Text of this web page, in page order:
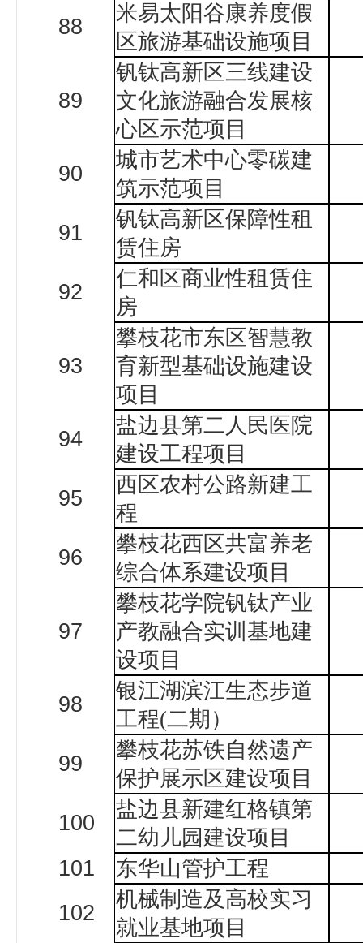
88
米易太阳谷康养度假
区旅游基础设施项目
89
钒钛高新区三线建设
文化旅游融合发展核
心区示范项目
90
城市艺术中心零碳建
筑示范项目
91
钒钛高新区保障性租
赁住房
92
仁和区商业性租赁住
房
93
攀枝花市东区智慧教
育新型基础设施建设
项目
94
盐边县第二人民医院
建设工程项目
95
西区农村公路新建工
程
96
攀枝花西区共富养老
综合体系建设项目
97
攀枝花学院钒钛产业
产教融合实训基地建
设项目
98
银江湖滨江生态步道
工程(二期）
99
攀枝花苏铁自然遗产
保护展示区建设项目
100
盐边县新建红格镇第
二幼儿园建设项目
101
东华山管护工程
102
机械制造及高校实习
就业基地项目